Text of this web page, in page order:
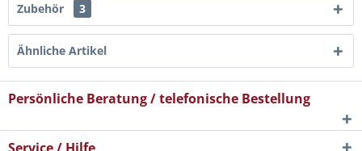
Zubehör 3
Ähnliche Artikel
Persönliche Beratung / telefonische Bestellung